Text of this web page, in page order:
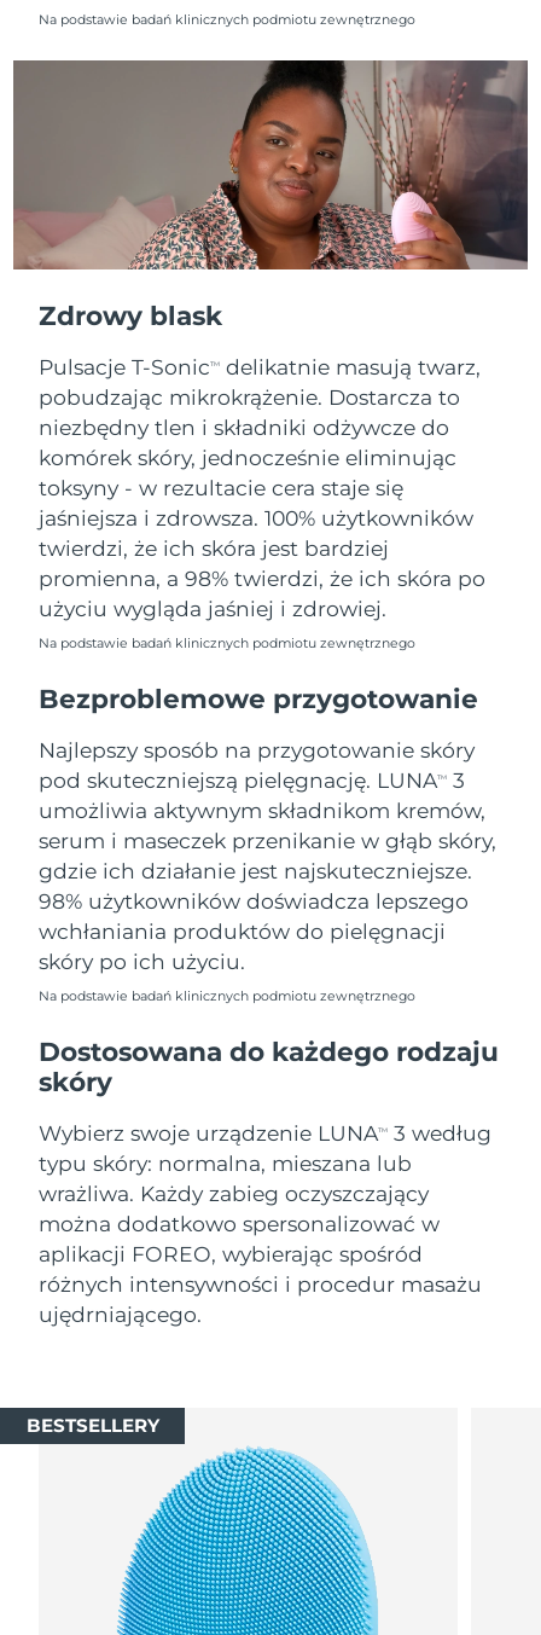
Na podstawie badań klinicznych podmiotu zewnętrznego
Zdrowy blask
Pulsacje T-SonicTM
delikatnie masują twarz,
pobudzając mikrokrążenie. Dostarcza to
niezbędny tlen i składniki odżywcze do
komórek skóry, jednocześnie eliminując
toksyny - w rezultacie cera staje się
jaśniejsza i zdrowsza. 100% użytkowników
twierdzi, że ich skóra jest bardziej
promienna, a 98% twierdzi, że ich skóra po
użyciu wygląda jaśniej i zdrowiej.
Na podstawie badań klinicznych podmiotu zewnętrznego
Bezproblemowe przygotowanie
Najlepszy sposób na przygotowanie skóry
pod skuteczniejszą pielęgnację. LUNATM
3
umożliwia aktywnym składnikom kremów,
serum i maseczek przenikanie w głąb skóry,
gdzie ich działanie jest najskuteczniejsze.
98% użytkowników doświadcza lepszego
wchłaniania produktów do pielęgnacji
skóry po ich użyciu.
Na podstawie badań klinicznych podmiotu zewnętrznego
Dostosowana do każdego rodzaju
skóry
Wybierz swoje urządzenie LUNATM
3 według
typu skóry: normalna, mieszana lub
wrażliwa. Każdy zabieg oczyszczający
można dodatkowo spersonalizować w
aplikacji FOREO, wybierając spośród
różnych intensywności i procedur masażu
ujędrniającego.
BESTSELLERY
8/10/26
Oczekiwany czas dostawy
8/10/26
Szwajcaria
Oczekiwany czas dostawy
Tajwan
Oczekiwany czas dostawy
Turcja
Oczekiwany czas dostawy
8/11/26
Zjednoczone Emiraty
Arabskie
Oczekiwany czas dostawy
Wielka Brytania
Oczekiwany czas dostawy
8/10/26
Stany Zjednoczone
Uzbekistan
Oczekiwany czas dostawy
Wietnam
Oczekiwany czas dostawy
8/16/26